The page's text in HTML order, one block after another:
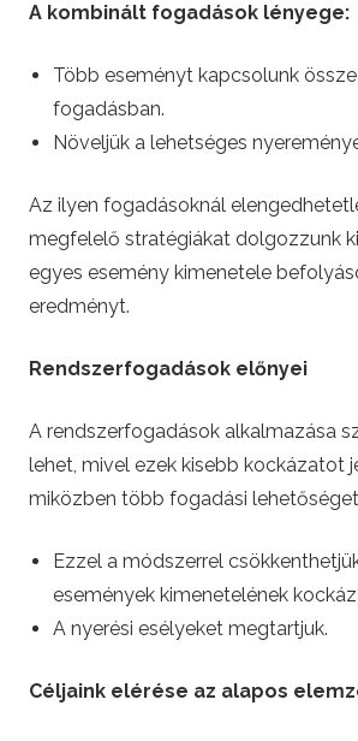
A kombinált fogadások lényege:
Több eseményt kapcsolunk
fogadásban.
Növeljük a lehetséges
Az ilyen fogadásoknál
megfelelő stratégiákat dolgozzunk
egyes esemény kimenetele
eredményt.
Rendszerfogadások előnyei
A rendszerfogadások alkalmazása
lehet, mivel ezek kisebb kockázatot
miközben több fogadási lehetőséget
Ezzel a módszerrel
események kimenetelének
A nyerési esélyeket megtartjuk.
Céljaink elérése az alapos